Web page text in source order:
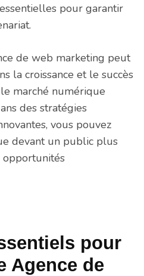
pour garantir
de web marketing peut
la croissance et le succès
marché numérique
des stratégies
vous pouvez
devant un public plus
pour
Agence de